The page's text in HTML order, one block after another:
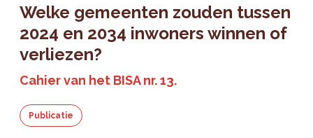
Welke gemeenten zouden tussen
2024 en 2034 inwoners winnen of
verliezen?
Cahier van het BISA nr. 13.
Publicatie